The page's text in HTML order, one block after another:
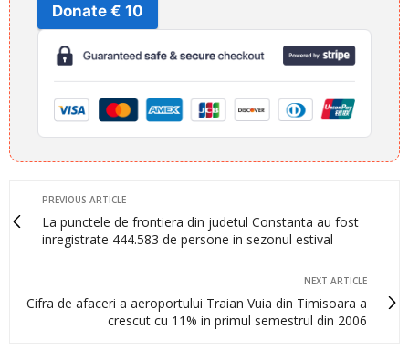
Donate € 10
PREVIOUS ARTICLE
La punctele de frontiera din judetul Constanta au fost
inregistrate 444.583 de persone in sezonul estival
NEXT ARTICLE
Cifra de afaceri a aeroportului Traian Vuia din Timisoara a
crescut cu 11% in primul semestrul din 2006